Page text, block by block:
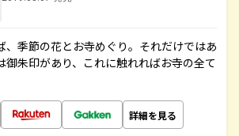
、季節の花とお寺めぐり。それだけではあ
御朱印があり、これに触れればお寺の全て
詳細を見る